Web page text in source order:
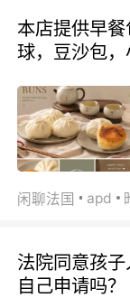
本店提供早
球，豆沙包
闲聊法国 apd
法院同意孩
自己申请吗？